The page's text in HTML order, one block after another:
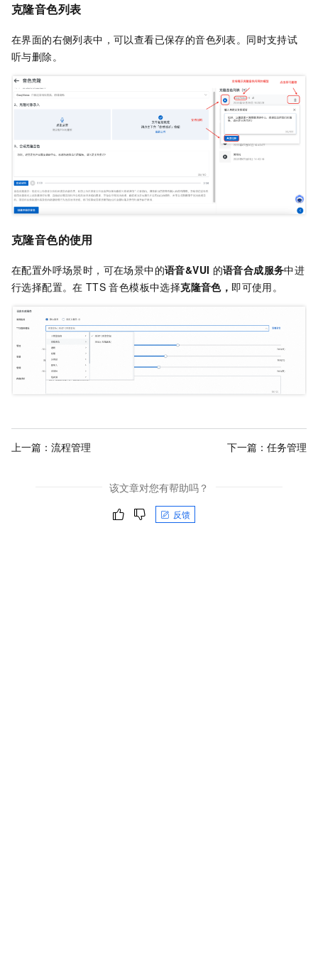
克隆音色列表
在界面的右侧列表中，可以查看已保存的音色列表。同时支持试
听与删除。
克隆音色的使用
在配置外呼场景时，可在场景中的语音&VUI 的语音合成服务中进
行选择配置。在 TTS 音色模板中选择克隆音色， 即可使用。
上一篇： 流程管理 下一篇： 任务管理
该文章对您有帮助吗？
反馈